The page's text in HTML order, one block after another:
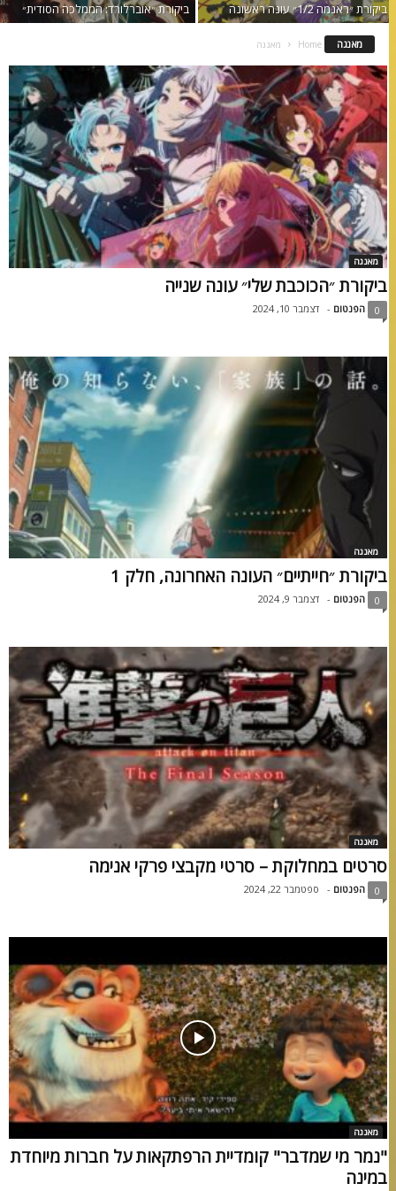
ביקורת ״אוברלורד: הממלכה הסודית״ ביקורת ״ראנמה 1/2״ עונה ראשונה
מאנגה Home מאנגה
מאנגה
ביקורת ״הכוכבת שלי״ עונה שנייה
הפנטום דצמבר 10, 2024 0
מאנגה
ביקורת ״חייתיים״ העונה האחרונה, חלק 1
הפנטום דצמבר 9, 2024 0
מאנגה
סרטים במחלוקת – סרטי מקבצי פרקי אנימה
הפנטום ספטמבר 22, 2024 0
מאנגה
"נמר מי שמדבר" קומדיית הרפתקאות על חברות מיוחדת
במינה